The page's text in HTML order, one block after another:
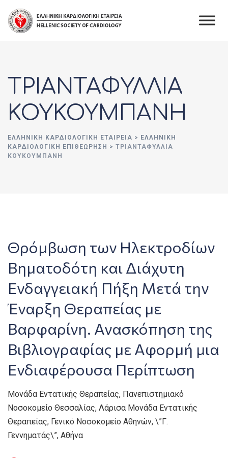
content
ΤΡΙΑΝΤΑΦΥΛΛΙΑ
ΚΟΥΚΟΥΜΠΑΝΗ
ΕΛΛΗΝΙΚΉ ΚΑΡΔΙΟΛΟΓΙΚΉ ΕΤΑΙΡΕΊΑ > ΕΛΛΗΝΙΚΗ
ΚΑΡΔΙΟΛΟΓΙΚΗ ΕΠΙΘΕΩΡΗΣΗ > ΤΡΙΑΝΤΑΦΥΛΛΙΑ
ΚΟΥΚΟΥΜΠΑΝΗ
Θρόμβωση των Ηλεκτροδίων
Βηματοδότη και Διάχυτη
Ενδαγγειακή Πήξη Μετά την
Έναρξη Θεραπείας με
Βαρφαρίνη. Ανασκόπηση της
Βιβλιογραφίας με Αφορμή μια
Ενδιαφέρουσα Περίπτωση
Μονάδα Εντατικής Θεραπείας, Πανεπιστημιακό
Νοσοκομείο Θεσσαλίας, Λάρισα Μονάδα Εντατικής
Θεραπείας, Γενικό Νοσοκομείο Αθηνών, \”Γ.
Γεννηματάς\”, Αθήνα